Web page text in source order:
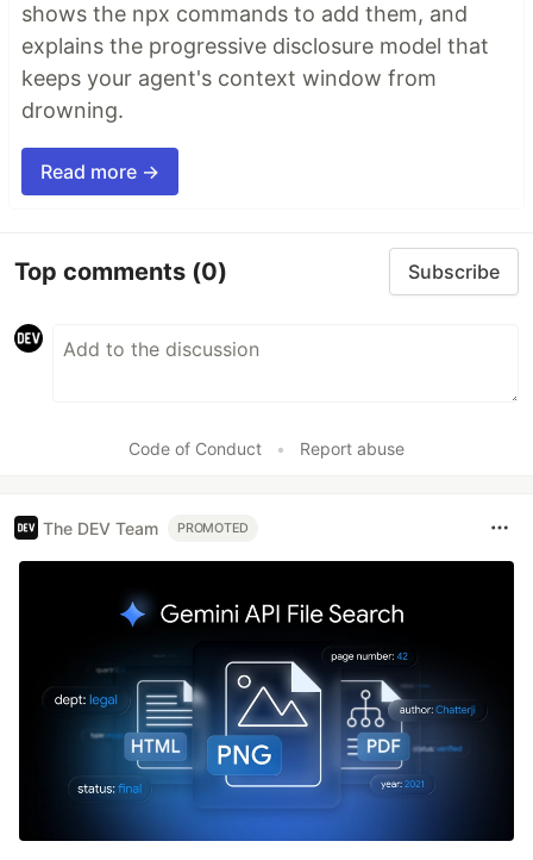
shows the npx commands to add them, and
explains the progressive disclosure model that
keeps your agent's context window from
drowning.
Read more →
Top comments (0) Subscribe
Code of Conduct • Report abuse
The DEV Team PROMOTED